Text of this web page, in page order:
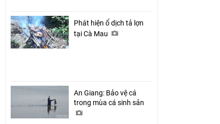
Phát hiện ổ dịch tả lợn
tại Cà Mau
An Giang: Bảo vệ cá
trong mùa cá sinh sản